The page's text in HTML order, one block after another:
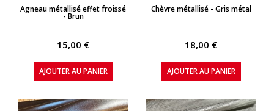
APERÇU RAPIDE
Agneau métallisé effet froissé
- Brun
15,00 €
AJOUTER AU PANIER
APERÇU RAPIDE
Chèvre métallisé - Gris métal
18,00 €
AJOUTER AU PANIER